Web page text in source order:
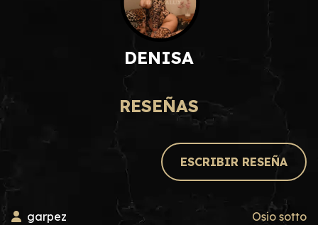
DENISA
RESEÑAS
ESCRIBIR RESEÑA
garpez
Osio sotto